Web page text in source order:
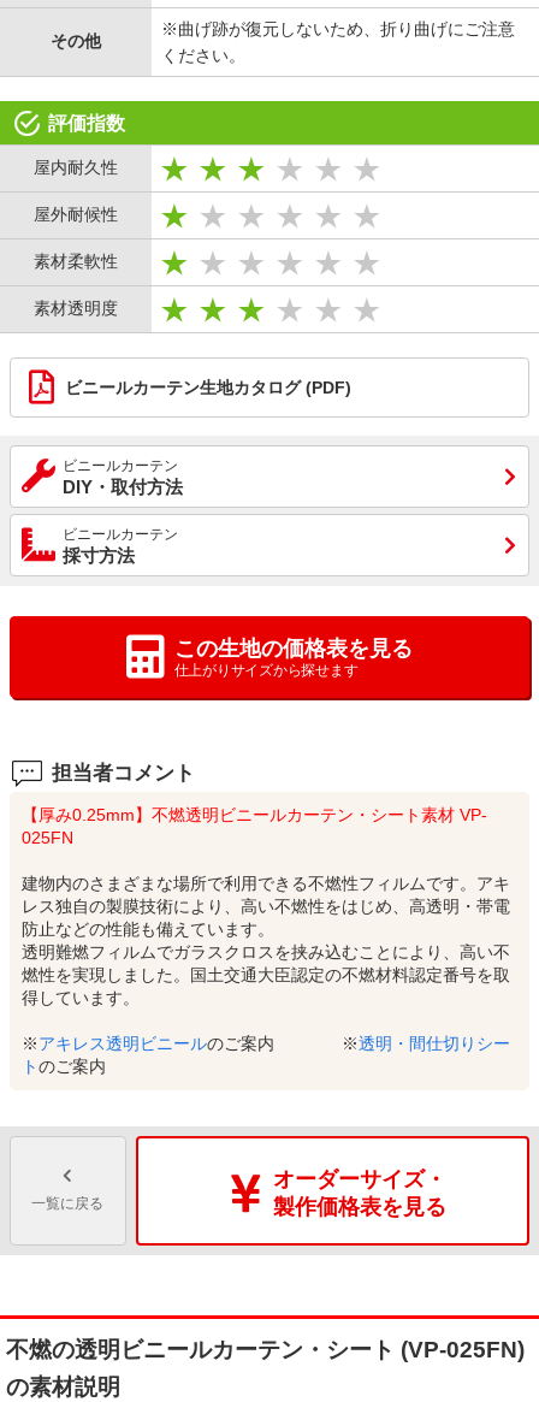
その他
※曲げ跡が復元しないため、折り曲げにご注意
ください。
評価指数
屋内耐久性
屋外耐候性
素材柔軟性
素材透明度
ビニールカーテン生地カタログ (PDF)
ビニールカーテン
DIY・取付方法
ビニールカーテン
採寸方法
この生地の価格表を見る
仕上がりサイズから探せます
担当者コメント
【厚み0.25mm】不燃透明ビニールカーテン・シート素材 VP-
025FN
建物内のさまざまな場所で利用できる不燃性フィルムです。アキ
レス独自の製膜技術により、高い不燃性をはじめ、高透明・帯電
防止などの性能も備えています。
透明難燃フィルムでガラスクロスを挟み込むことにより、高い不
燃性を実現しました。国土交通大臣認定の不燃材料認定番号を取
得しています。
※アキレス透明ビニールのご案内 ※透明・間仕切りシー
トのご案内
一覧に戻る
オーダーサイズ・
製作価格表を見る
不燃の透明ビニールカーテン・シート (VP-025FN)
の素材説明